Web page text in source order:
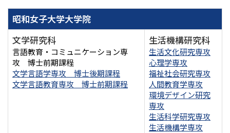
昭和女子大学大学院
文学研究科
言語教育・コミュニケーション専
攻 博士前期課程
文学言語学専攻 博士後期課程
文学言語教育専攻 博士前期課程
生活機構研究科
生活文化研究専攻
心理学専攻
福祉社会研究専攻
人間教育学専攻
環境デザイン研究
専攻
生活科学研究専攻
生活機構学専攻